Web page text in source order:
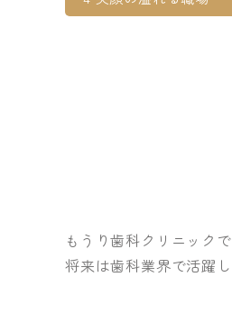
もうり歯科クリニック
将来は歯科業界で活躍